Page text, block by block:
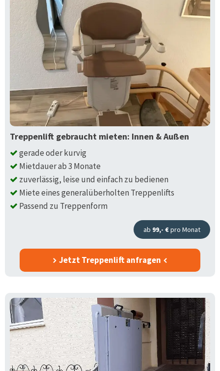
Treppenlift gebraucht mieten: Innen & Außen
gerade oder kurvig
Mietdauer ab 3 Monate
zuverlässig, leise und einfach zu bedienen
Miete eines generalüberholten Treppenlifts
Passend zu Treppenform
ab 99,- €pro Monat
Jetzt Treppenlift anfragen